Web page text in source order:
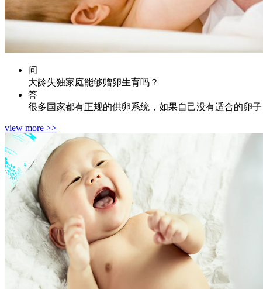
问
大龄失独家庭能够赠卵生育吗？
答
很多国家都有正规的供卵系统，如果自己没有适合的卵
view more >>